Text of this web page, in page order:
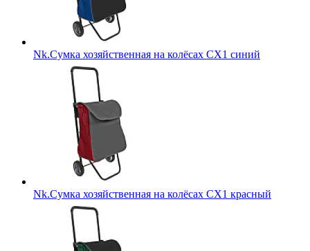
Nk.Сумка хозяйственная на колёсах СХ1 синий
Nk.Сумка хозяйственная на колёсах СХ1 красный